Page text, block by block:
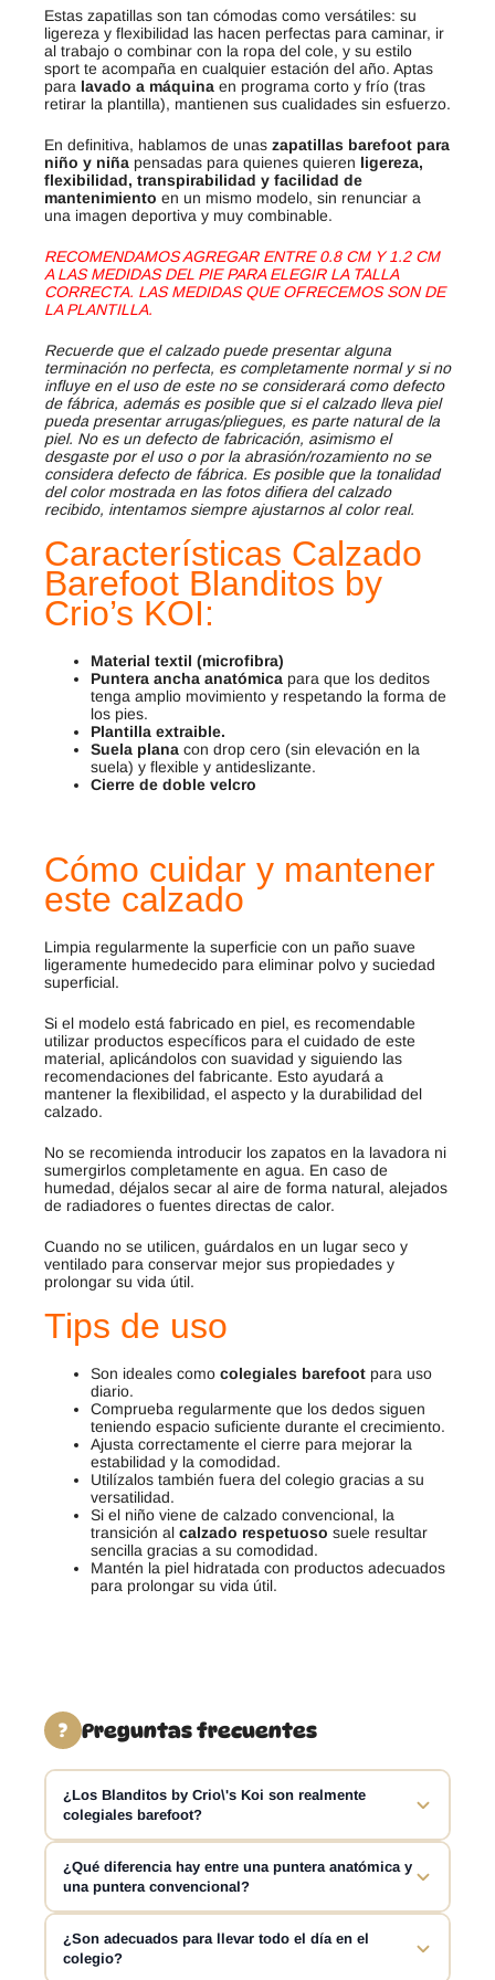
Estas zapatillas son tan cómodas como versátiles: su
ligereza y flexibilidad las hacen perfectas para caminar, ir
al trabajo o combinar con la ropa del cole, y su estilo
sport te acompaña en cualquier estación del año. Aptas
para lavado a máquina en programa corto y frío (tras
retirar la plantilla), mantienen sus cualidades sin esfuerzo.
En definitiva, hablamos de unas zapatillas barefoot para
niño y niña pensadas para quienes quieren ligereza,
flexibilidad, transpirabilidad y facilidad de
mantenimiento en un mismo modelo, sin renunciar a
una imagen deportiva y muy combinable.
RECOMENDAMOS AGREGAR ENTRE 0.8 CM Y 1.2 CM
A LAS MEDIDAS DEL PIE PARA ELEGIR LA TALLA
CORRECTA. LAS MEDIDAS QUE OFRECEMOS SON DE
LA PLANTILLA.
Recuerde que el calzado puede presentar alguna
terminación no perfecta, es completamente normal y si no
influye en el uso de este no se considerará como defecto
de fábrica, además es posible que si el calzado lleva piel
pueda presentar arrugas/pliegues, es parte natural de la
piel. No es un defecto de fabricación, asimismo el
desgaste por el uso o por la abrasión/rozamiento no se
considera defecto de fábrica. Es posible que la tonalidad
del color mostrada en las fotos difiera del calzado
recibido, intentamos siempre ajustarnos al color real.
Características Calzado
Barefoot Blanditos by
Crio’s KOI:
Material textil (microfibra)
Puntera ancha anatómica para que los deditos
tenga amplio movimiento y respetando la forma de
los pies.
Plantilla extraible.
Suela plana con drop cero (sin elevación en la
suela) y flexible y antideslizante.
Cierre de doble velcro
Cómo cuidar y mantener
este calzado
Limpia regularmente la superficie con un paño suave
ligeramente humedecido para eliminar polvo y suciedad
superficial.
Si el modelo está fabricado en piel, es recomendable
utilizar productos específicos para el cuidado de este
material, aplicándolos con suavidad y siguiendo las
recomendaciones del fabricante. Esto ayudará a
mantener la flexibilidad, el aspecto y la durabilidad del
calzado.
No se recomienda introducir los zapatos en la lavadora ni
sumergirlos completamente en agua. En caso de
humedad, déjalos secar al aire de forma natural, alejados
de radiadores o fuentes directas de calor.
Cuando no se utilicen, guárdalos en un lugar seco y
ventilado para conservar mejor sus propiedades y
prolongar su vida útil.
Tips de uso
Son ideales como colegiales barefoot para uso
diario.
Comprueba regularmente que los dedos siguen
teniendo espacio suficiente durante el crecimiento.
Ajusta correctamente el cierre para mejorar la
estabilidad y la comodidad.
Utilízalos también fuera del colegio gracias a su
versatilidad.
Si el niño viene de calzado convencional, la
transición al calzado respetuoso suele resultar
sencilla gracias a su comodidad.
Mantén la piel hidratada con productos adecuados
para prolongar su vida útil.
? Preguntas frecuentes
¿Los Blanditos by Crio\'s Koi son realmente
colegiales barefoot?
Sí. Los Blanditos Koi incorporan características
fundamentales del calzado barefoot infantil, como puntera
anatómica, drop cero, flexibilidad y una estructura
diseñada para respetar el movimiento natural del pie.
¿Qué diferencia hay entre una puntera anatómica y
una puntera convencional?
La puntera anatómica respeta la forma natural del pie y
permite que el dedo gordo permanezca recto. Esto
¿Son adecuados para llevar todo el día en el
colegio?